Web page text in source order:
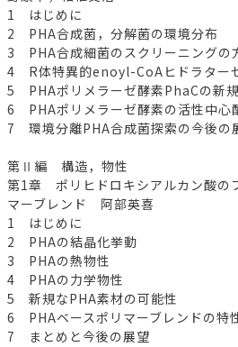
1 はじめに
2 PHA合成菌，分解菌の環境分布
3 PHA合成細菌のスクリーニングの
4 R体特異的enoyl-CoAヒドラター
5 PHAポリメラーゼ酵素PhaCの新
6 PHAポリメラーゼ酵素の活性中心
7 環境分離PHA合成菌探索の今後の
第Ⅱ編 構造，物性
第1章 ポリヒドロキシアルカン酸の
マーブレンド 阿部英喜
1 はじめに
2 PHAの結晶化挙動
3 PHAの熱物性
4 PHAの力学物性
5 新規なPHA素材の可能性
6 PHAベースポリマーブレンドの特
7 まとめと今後の展望